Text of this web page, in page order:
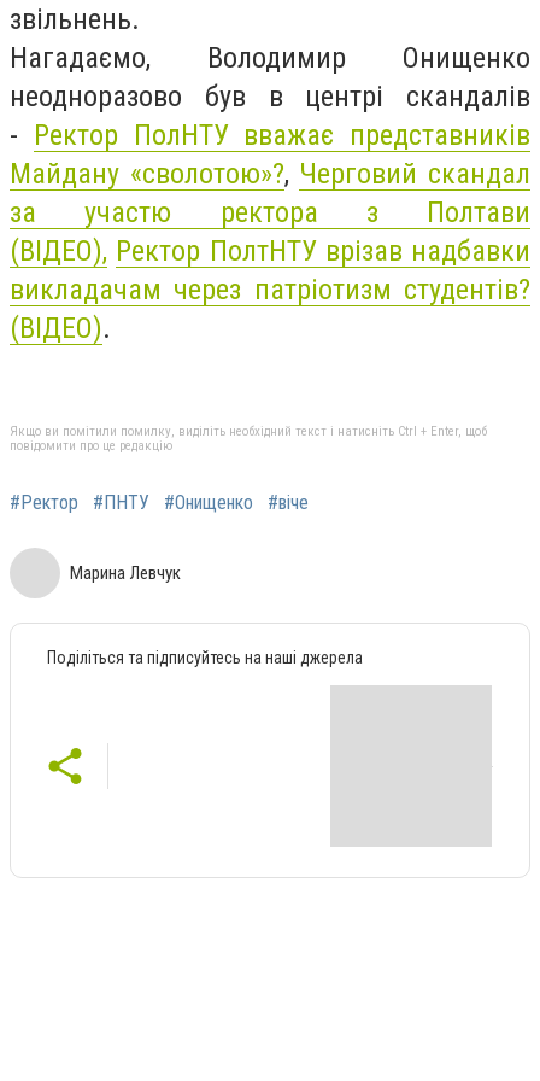
звільнень.
Нагадаємо, Володимир Онищенко
неодноразово був в центрі скандалів
- Ректор ПолНТУ вважає представників
Майдану «сволотою»?, Черговий скандал
за участю ректора з Полтави
(ВІДЕО), Ректор ПолтНТУ врізав надбавки
викладачам через патріотизм студентів?
(ВІДЕО).
Якщо ви помітили помилку, виділіть необхідний текст і натисніть Ctrl + Enter, щоб
повідомити про це редакцію
#Ректор #ПНТУ #Онищенко #віче
Марина Левчук
Поділіться та підписуйтесь на наші джерела